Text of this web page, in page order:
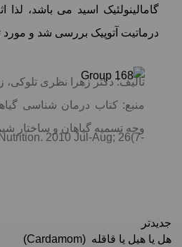
گامالینولئیک اسید می باشد، لذا
درماتیت آتوپیک بررسی شد و مورد
تألیف: دکتر زهرا نظری
منبع: کتاب درمان شناسی
وجه تسمیه گیاهان و ساختار
2010 Jul-Aug; 26(7-
جدیدتر
هل یا هیل یا قاقله (Cardamom)